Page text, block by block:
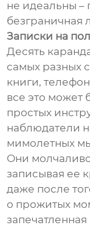
не идеальны –
безграничная
Записки на
Десять
самых разных
книги,
все это может
простых
наблюдатели
мимолетных
Они
записывая ее
даже после
о прожитых
запечатленная